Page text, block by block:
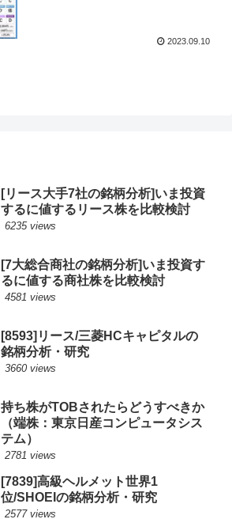
2023.09.10
[リース大手7社の銘柄分析]いま投資
するに値するリース株を比較検討
6235 views
[7大総合商社の銘柄分析]いま投資す
るに値する商社株を比較検討
4581 views
[8593]リース/三菱HCキャピタルの
銘柄分析・研究
3660 views
持ち株がTOBされたらどうすべきか
（端株：東京日産コンピュータシス
テム）
2781 views
[7839]高級ヘルメット世界1
位/SHOEIの銘柄分析・研究
2577 views